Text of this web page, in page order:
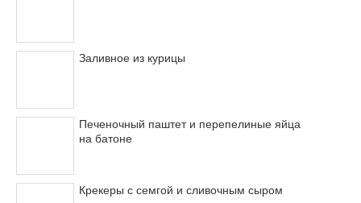
Заливное из курицы
Печеночный паштет и перепелиные яйца
на батоне
Крекеры с семгой и сливочным сыром